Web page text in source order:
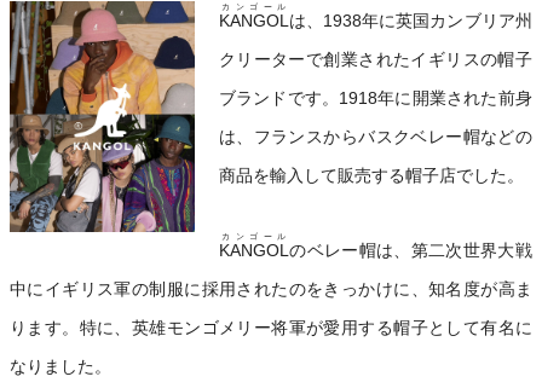
KANGOL
カンゴール
は、1938年に英国カンブリア州
クリーターで創業されたイギリスの帽子
ブランドです。1918年に開業された前身
は、フランスからバスクベレー帽などの
商品を輸入して販売する帽子店でした。
KANGOL
カンゴール
のベレー帽は、第二次世界大戦
中にイギリス軍の制服に採用されたのをきっかけに、知名度が高ま
ります。特に、英雄モンゴメリー将軍が愛用する帽子として有名に
なりました。